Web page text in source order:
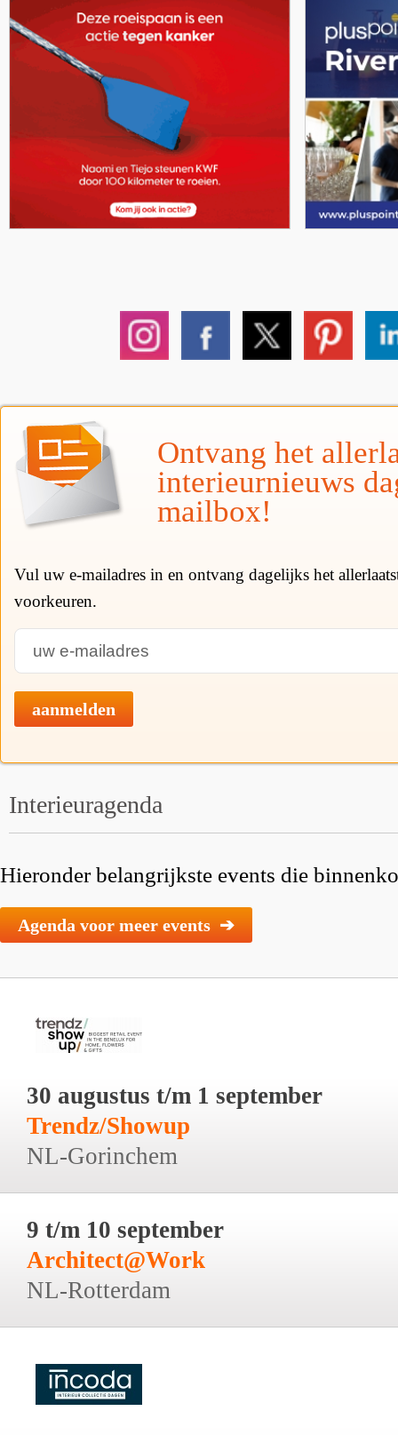
Ontvang het
interieurnieuws
mailbox!
Vul uw e-mailadres in en ontvang dagelijks het
voorkeuren.
aanmelden
Interieuragenda
Hieronder belangrijkste events die
Agenda voor meer events ➔
30 augustus t/m 1 september
Trendz/Showup
NL-Gorinchem
9 t/m 10 september
Architect@Work
NL-Rotterdam